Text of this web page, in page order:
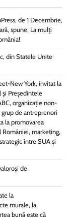
de 1 Decembrie,
spune, La mulți
din Statele Unite
New York, invitat la
și Președintele
organizație non-
de antreprenori
la promovarea
marketing,
între SUA și
de
la
murale, la
bună este că